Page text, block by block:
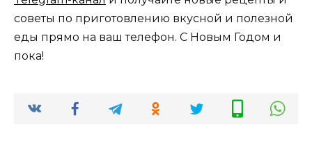
советы по приготовлению вкусной и полезной
еды прямо на ваш телефон. С Новым Годом и
пока!